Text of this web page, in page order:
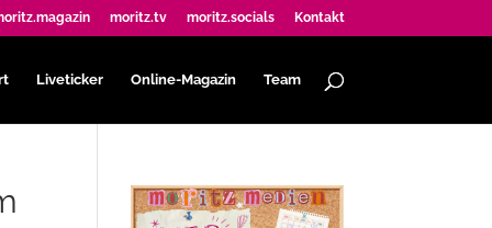
moritz.tv moritz.socials Kontakt
Liveticker Online-Magazin Team